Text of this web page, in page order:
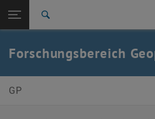
TU Login
Zurück: Subseiten von
Zurück zur letzten Ebene:
Forschungsbereiche
Aktuelles
Forschungsbereich
GP